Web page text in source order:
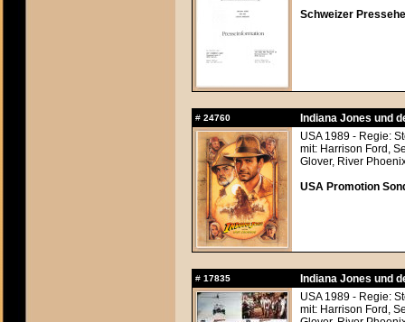
Schweizer
# 24760
Indiana Jones und
USA 1989 - Regie:
mit: Harrison Ford,
Glover, River
USA Promotion
# 17835
Indiana Jones und
USA 1989 - Regie:
mit: Harrison Ford,